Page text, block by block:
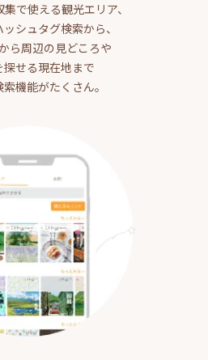
で使える観光エリア、
シュタグ検索から、
ら周辺の見どころや
探せる現在地まで
機能がたくさん。